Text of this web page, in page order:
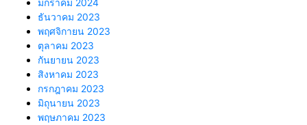
ธันวาคม 2023
พฤศจิกายน 2023
ตุลาคม 2023
กันยายน 2023
สิงหาคม 2023
กรกฎาคม 2023
มิถุนายน 2023
พฤษภาคม 2023